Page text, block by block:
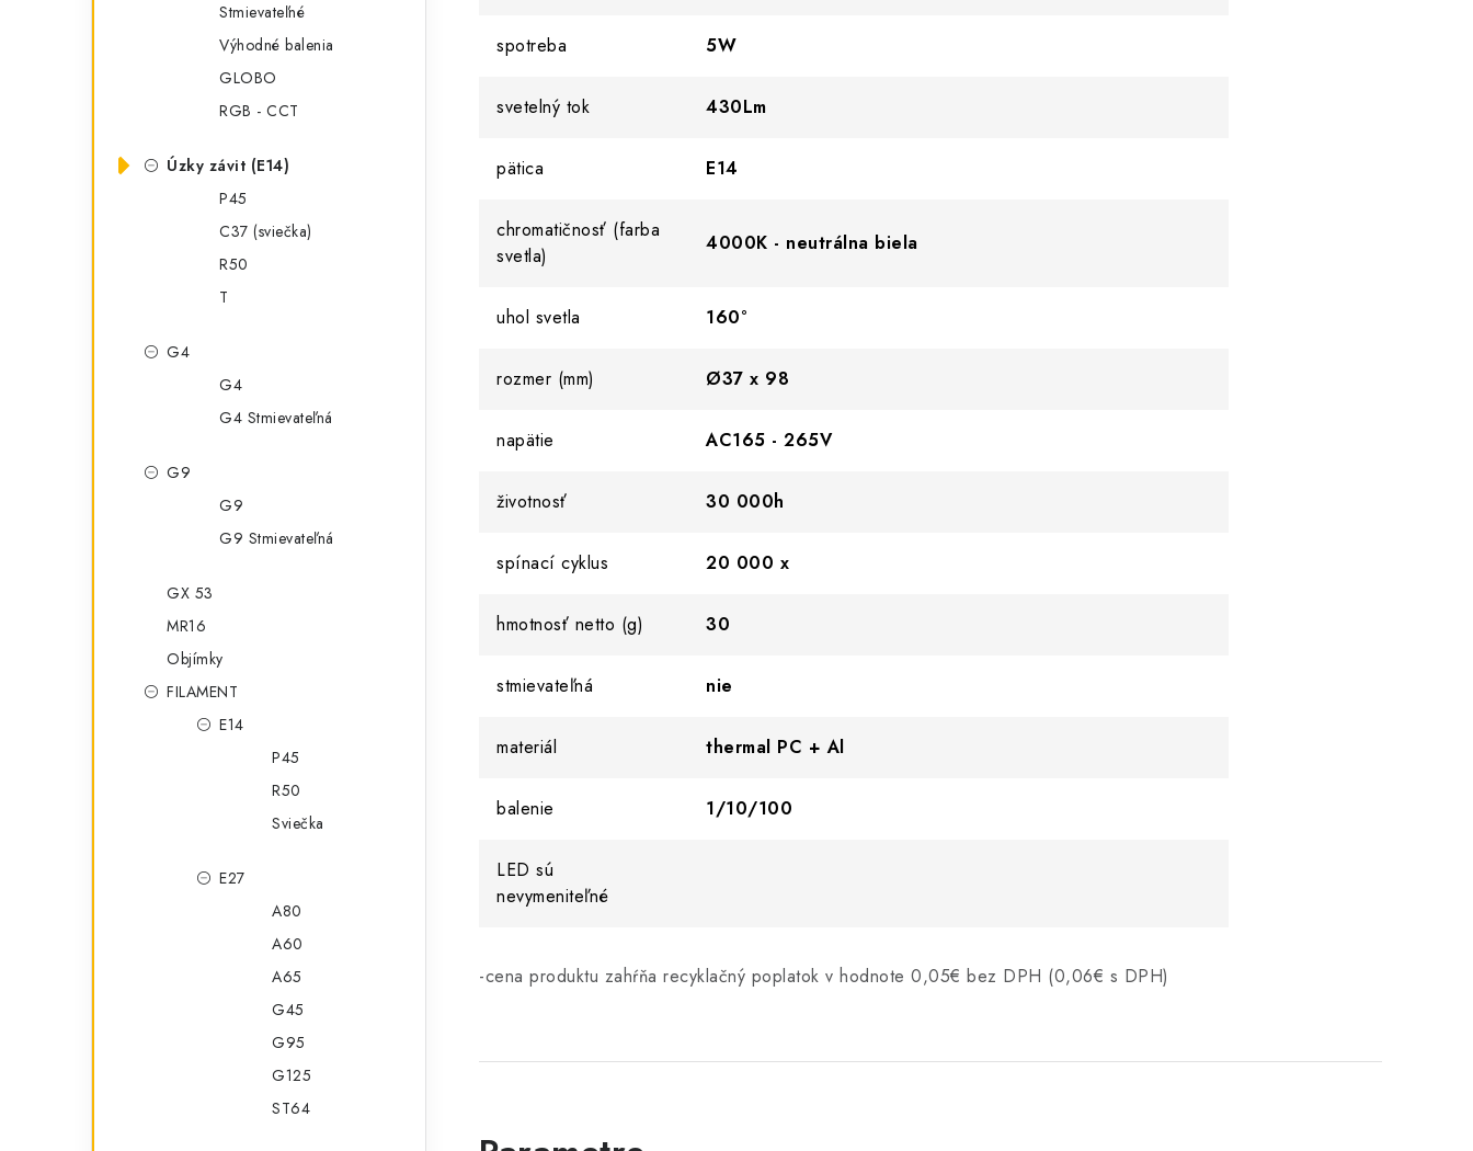
Stmievateľné
Výhodné balenia
GLOBO
RGB - CCT
Úzky závit (E14)
P45
C37 (sviečka)
R50
T
G4
G4
G4 Stmievateľná
G9
G9
G9 Stmievateľná
GX 53
MR16
Objímky
FILAMENT
E14
P45
R50
Sviečka
E27
A80
A60
A65
G45
G95
G125
ST64
spotreba 5W
svetelný tok 430Lm
pätica E14
chromatičnosť (farba
svetla)
4000K - neutrálna biela
uhol svetla 160°
rozmer (mm) Ø37 x 98
napätie AC165 - 265V
životnosť 30 000h
spínací cyklus 20 000 x
hmotnosť netto (g) 30
stmievateľná nie
materiál thermal PC + Al
balenie 1/10/100
LED sú
nevymeniteľné
-cena produktu zahŕňa recyklačný poplatok v hodnote 0,05€ bez DPH (0,06€ s DPH)